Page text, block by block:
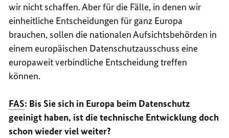
wir nicht schaffen. Aber für die Fälle, in denen wir
einheitliche Entscheidungen für ganz Europa
brauchen, sollen die nationalen Aufsichtsbehörden in
einem europäischen Datenschutzausschuss eine
europaweit verbindliche Entscheidung treffen
können.
FAS: Bis Sie sich in Europa beim Datenschutz
geeinigt haben, ist die technische Entwicklung doch
schon wieder viel weiter?